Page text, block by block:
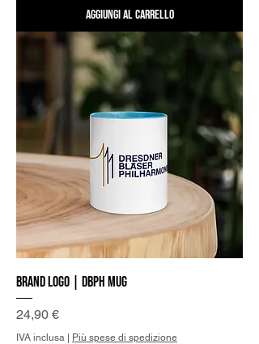
Aggiungi al carrello
Brand Logo | DBPh Mug
Prezzo
24,90 €
IVA inclusa | Più spese di spedizione